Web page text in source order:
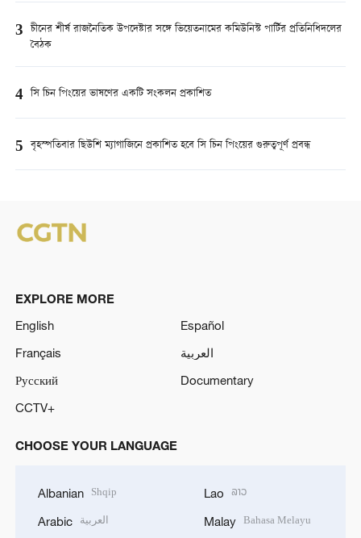
3 চীনের শীর্ষ রাজনৈতিক উপদেষ্টার সঙ্গে ভিয়েতনামের কমিউনিস্ট পার্টির প্রতিনিধিদলের
বৈঠক
4 সি চিন পিংয়ের ভাষণের একটি সংকলন প্রকাশিত
5 বৃহস্পতিবার ছিউশি ম্যাগাজিনে প্রকাশিত হবে সি চিন পিংয়ের গুরুত্বপূর্ণ প্রবন্ধ
EXPLORE MORE
English
Español
Français
العربية
Русский
Documentary
CCTV+
CHOOSE YOUR LANGUAGE
Albanian Shqip
Arabic العربية
Lao ລາວ
Malay Bahasa Melayu